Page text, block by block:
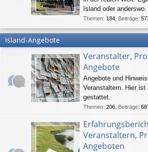
Island oder anderswo.
Themen: 184 Beiträge:
Island-Angebote
Veranstalter,
Angebote
Angebote und
Veranstaltern. Hier
gestattet.
Themen: 206 Beiträge:
Veranstaltern,
Angeboten